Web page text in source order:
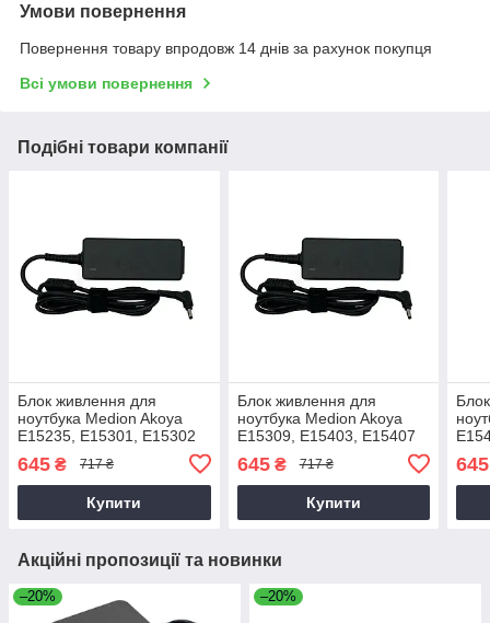
Умови повернення
Повернення товару впродовж 14 днів за рахунок покупця
Всі умови повернення
Подібні товари компанії
Блок живлення для
ноутбука Medion Akoya
E15235, E15301, E15302
645 ₴ 717 ₴
Купити
Блок живлення для
ноутбука Medion Akoya
E15309, E15403, E15407
645₴ 717 ₴
Купити
645
Акційні пропозиції та новинки
–20% –20%